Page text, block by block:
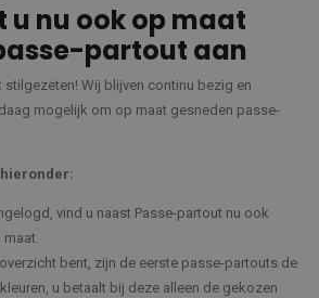
nu ook op maat
partout aan
stilgezeten! Wij blijven continu bezig en
mogelijk om op maat gesneden passe-
vind u naast Passe-partout nu ook
maat.
bent, zijn de eerste passe-partouts de
u betaalt bij deze alleen de gekozen